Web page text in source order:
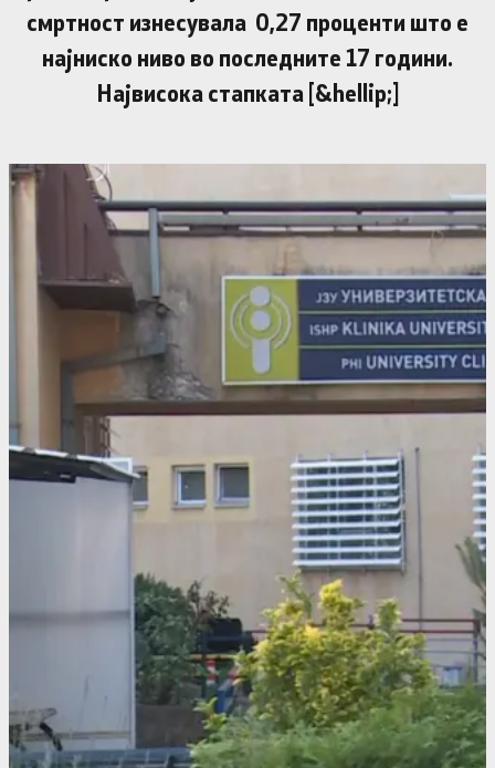
смртност изнесувала 0,27 проценти што е
најниско ниво во последните 17 години.
Највисока стапката [&hellip;]